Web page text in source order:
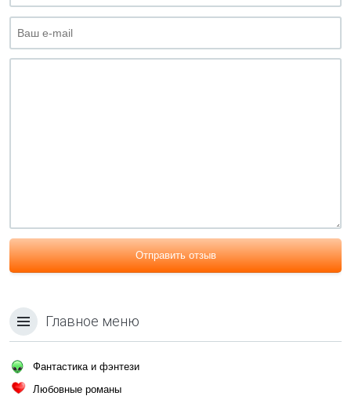
Отправить отзыв
Главное меню
Фантастика и фэнтези
Любовные романы